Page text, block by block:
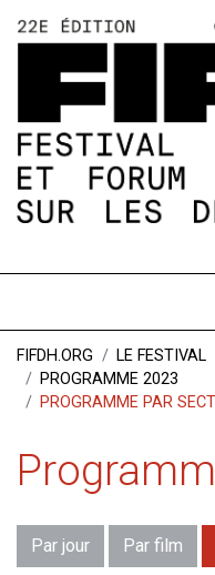
FIFDH.ORG LE FESTIVAL
PROGRAMME 2023
PROGRAMME PAR
Par jour Par film